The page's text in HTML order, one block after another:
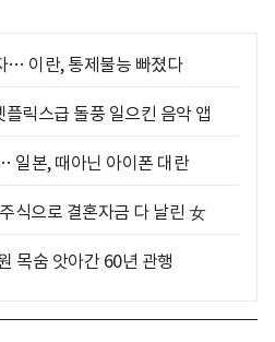
… 이란, 통제불능 빠졌다
릭스급 돌풍 일으킨 음악 앱
일본, 때아닌 아이폰 대란
식으로 결혼자금 다 날린 女
목숨 앗아간 60년 관행